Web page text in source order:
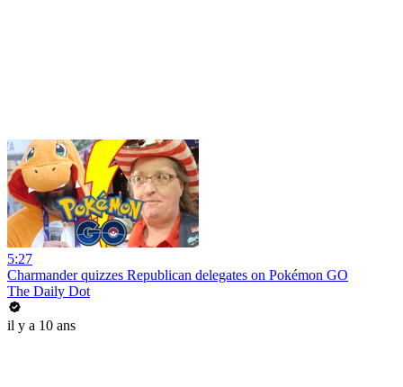
5:27
Charmander quizzes Republican delegates on Pokémon GO
The Daily Dot
il y a 10 ans